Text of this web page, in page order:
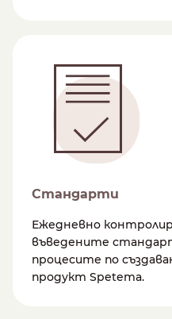
Стандарти
Ежедневно
въведените
процесите по
продукт Spetema.